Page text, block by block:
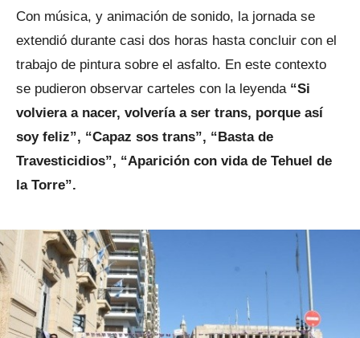
Con música, y animación de sonido, la jornada se
extendió durante casi dos horas hasta concluir con el
trabajo de pintura sobre el asfalto. En este contexto
se pudieron observar carteles con la leyenda “Si
volviera a nacer, volvería a ser trans, porque así
soy feliz”, “Capaz sos trans”, “Basta de
Travesticidios”, “Aparición con vida de Tehuel de
la Torre”.